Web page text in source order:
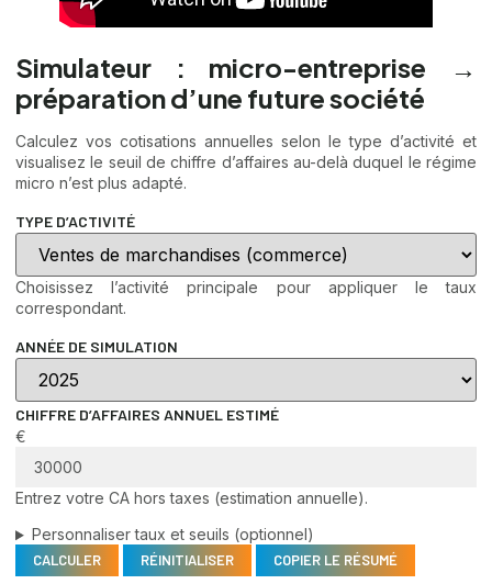
Simulateur : micro-entreprise →
préparation d’une future société
Calculez vos cotisations annuelles selon le type d’activité et
visualisez le seuil de chiffre d’affaires au-delà duquel le régime
micro n’est plus adapté.
TYPE D’ACTIVITÉ
Choisissez l’activité principale pour appliquer le taux
correspondant.
ANNÉE DE SIMULATION
CHIFFRE D’AFFAIRES ANNUEL ESTIMÉ
€
Entrez votre CA hors taxes (estimation annuelle).
Personnaliser taux et seuils (optionnel)
CALCULER RÉINITIALISER COPIER LE RÉSUMÉ